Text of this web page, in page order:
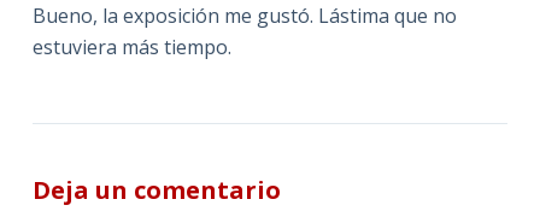
Bueno, la exposición me gustó. Lástima que no
estuviera más tiempo.
Deja un comentario